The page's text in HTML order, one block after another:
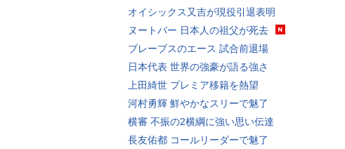
オイシックス又吉が現役引退表明
ヌートバー 日本人の祖父が死去
ブレーブスのエース 試合前退場
日本代表 世界の強豪が語る強さ
上田綺世 プレミア移籍を熱望
河村勇輝 鮮やかなスリーで魅了
横審 不振の2横綱に強い思い伝達
長友佑都 コールリーダーで魅了